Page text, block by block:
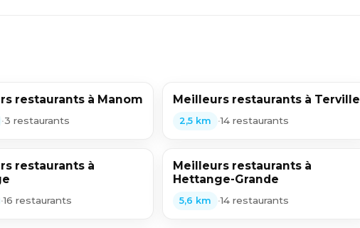
restaurants à Manom
•3 restaurants
Meilleurs restaurants à Terville
2,5 km •14 restaurants
restaurants à
•16 restaurants
Meilleurs restaurants à
Hettange-Grande
5,6 km •14 restaurants